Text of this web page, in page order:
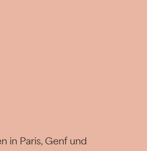
in Paris, Genf und